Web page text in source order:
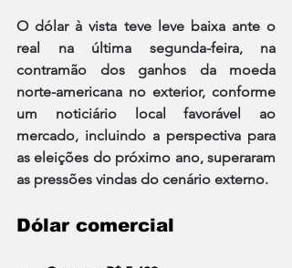
O dólar à vista teve leve baixa ante o
real na última segunda-feira, na
contramão dos ganhos da moeda
norte-americana no exterior, conforme
um noticiário local favorável ao
mercado, incluindo a perspectiva para
as eleições do próximo ano, superaram
as pressões vindas do cenário externo.
Dólar comercial